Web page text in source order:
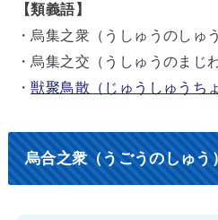
【類義語】
・烏集之衆（うしゅうのしゅう
・烏集之交（うしゅうのまじ
・獣聚鳥散（じゅうしゅうち
烏合之衆（うごうのしゅう